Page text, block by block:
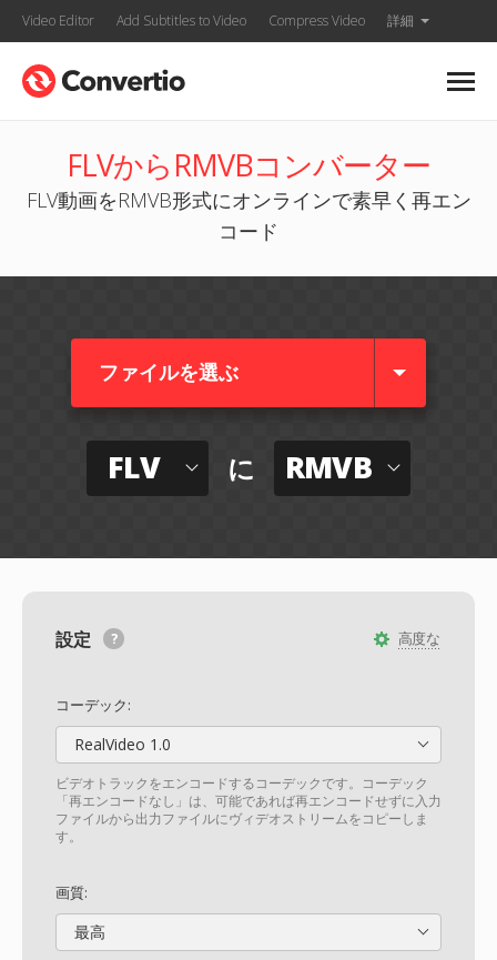
Video Editor Add Subtitles to Video Compress Video 詳細
FLVからRMVBコンバーター
FLV動画をRMVB形式にオンラインで素早く再エン
コード
ファイルを選ぶ
FLV に RMVB
高度な
設定
コーデック:
RealVideo 1.0
ビデオトラックをエンコードするコーデックです。コーデック
「再エンコードなし」は、可能であれば再エンコードせずに入力
ファイルから出力ファイルにヴィデオストリームをコピーしま
す。
画質:
最高